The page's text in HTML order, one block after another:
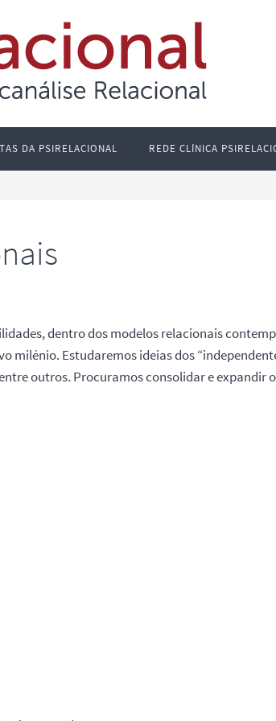
DA PSIRELACIONAL REDE CLÍNICA
dentro dos modelos relacionais
Estudaremos ideias dos
outros. Procuramos consolidar e